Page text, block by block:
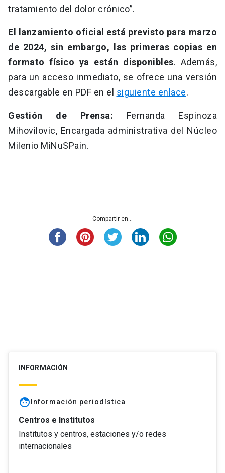
tratamiento del dolor crónico”.
El lanzamiento oficial está previsto para marzo
de 2024, sin embargo, las primeras copias en
formato físico ya están disponibles. Además,
para un acceso inmediato, se ofrece una versión
descargable en PDF en el siguiente enlace.
Gestión de Prensa: Fernanda Espinoza
Mihovilovic, Encargada administrativa del Núcleo
Milenio MiNuSPain.
Compartir en...
INFORMACIÓN
face Información periodística
Centros e Institutos
Institutos y centros, estaciones y/o redes
internacionales